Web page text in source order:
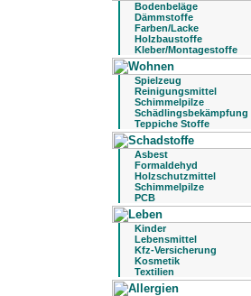
Bodenbeläge
Dämmstoffe
Farben/Lacke
Holzbaustoffe
Kleber/Montagestoffe
Spielzeug
Reinigungsmittel
Schimmelpilze
Schädlingsbekämpfung
Teppiche Stoffe
Asbest
Formaldehyd
Holzschutzmittel
Schimmelpilze
PCB
Kinder
Lebensmittel
Kfz-Versicherung
Kosmetik
Textilien